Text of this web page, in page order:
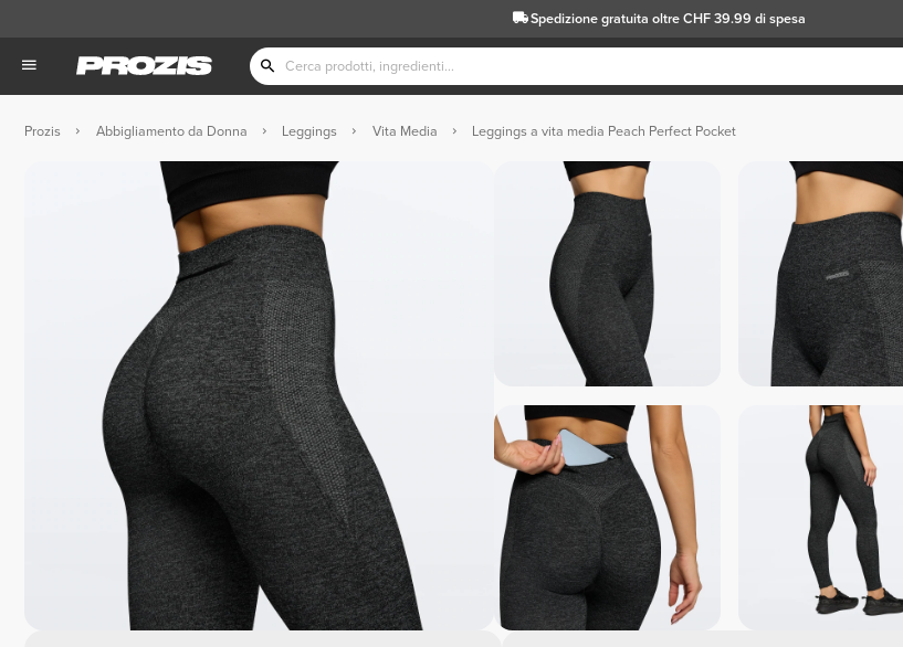
Spedizione gratuita oltre CHF 39.99 di spesa
Prozis Abbigliamento da Donna Leggings Vita Media Leggings a vita media Peach Perfect Pocket